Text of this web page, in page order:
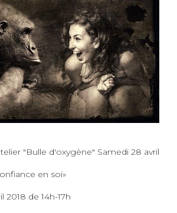
"Bulle d'oxygène" Samedi 28 avril
en soi»
2018 de 14h-17h